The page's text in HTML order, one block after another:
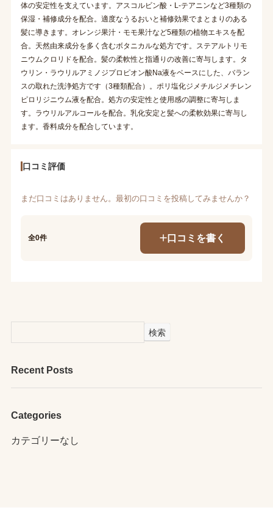
体の安定性を支えています。アスコルビン酸・L-テアニンなど3種類の
保湿・補修成分を配合。適度なうるおいと補修効果でまとまりのある
髪に導きます。オレンジ果汁・モモ果汁など5種類の植物エキスを配
合。天然由来成分を多く含むボタニカルな処方です。ステアルトリモ
ニウムクロリドを配合。髪の柔軟性と指通りの改善に寄与します。タ
ウリン・ラウリルアミノジプロピオン酸Na液をベースにした、バラン
スの取れた洗浄処方です（3種類配合）。ポリ塩化ジメチルジメチレン
ピロリジニウム液を配合。処方の安定性と使用感の調整に寄与しま
す。ラウリルアルコールを配合。乳化安定と髪への柔軟効果に寄与し
ます。香料成分を配合しています。
口コミ評価
まだ口コミはありません。最初の口コミを投稿してみませんか？
全0件 口コミを書く
検索
Recent Posts
Categories
カテゴリーなし